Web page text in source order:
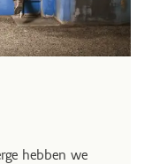
hebben we